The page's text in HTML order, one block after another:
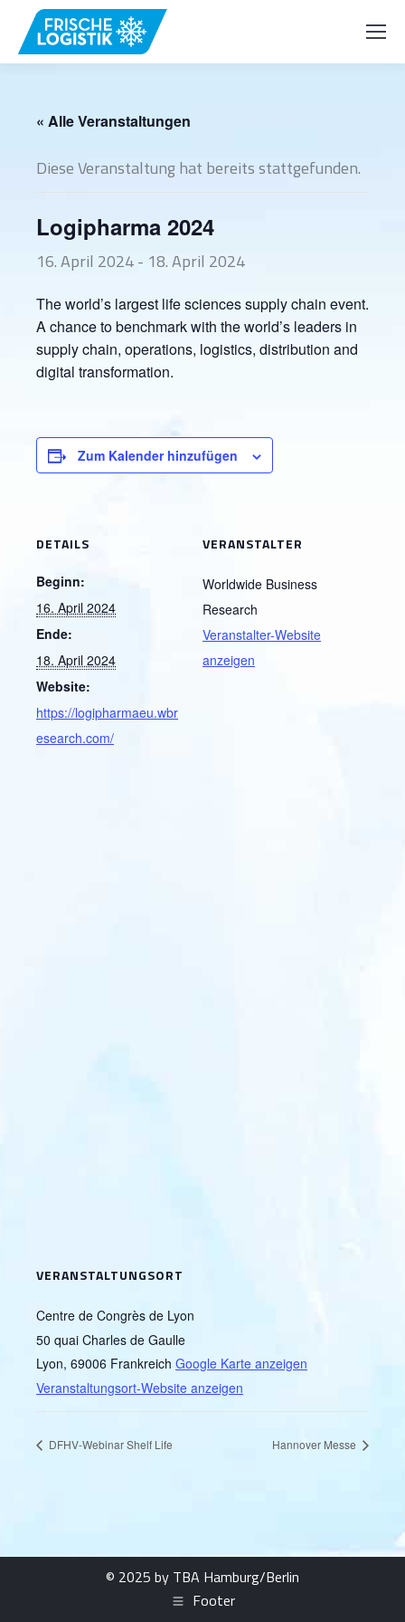
« Alle Veranstaltungen
Diese Veranstaltung hat bereits stattgefunden.
Logipharma 2024
16. April 2024- 18. April 2024
The world’s largest life sciences supply chain event.
A chance to benchmark with the world’s leaders in
supply chain, operations, logistics, distribution and
digital transformation.
Zum Kalender hinzufügen
DETAILS
Beginn:
16. April 2024
Ende:
18. April 2024
Website:
https://logipharmaeu.wbr
esearch.com/
VERANSTALTER
Worldwide Business
Research
Veranstalter-Website
anzeigen
VERANSTALTUNGSORT
Centre de Congrès de Lyon
50 quai Charles de Gaulle
Lyon, 69006 Frankreich Google Karte anzeigen
Veranstaltungsort-Website anzeigen
DFHV-Webinar Shelf Life Hannover Messe
© 2025 by TBA Hamburg/Berlin
Footer